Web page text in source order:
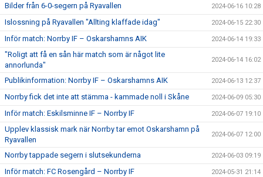
Bilder från 6-0-segern på Ryavallen 2024-06-16 10:28
Islossning på Ryavallen "Allting klaffade idag" 2024-06-15 22:30
Inför match: Norrby IF – Oskarshamns AIK 2024-06-14 19:33
"Roligt att få en sån här match som är något lite
annorlunda"
2024-06-14 16:02
Publikinformation: Norrby IF – Oskarshamns AIK 2024-06-13 12:37
Norrby fick det inte att stämma - kammade noll i Skåne 2024-06-09 05:30
Inför match: Eskilsminne IF – Norrby IF 2024-06-07 19:10
Upplev klassisk mark när Norrby tar emot Oskarshamn på
Ryavallen
2024-06-07 12:00
Norrby tappade segern i slutsekunderna 2024-06-03 09:19
Inför match: FC Rosengård – Norrby IF 2024-05-31 21:14